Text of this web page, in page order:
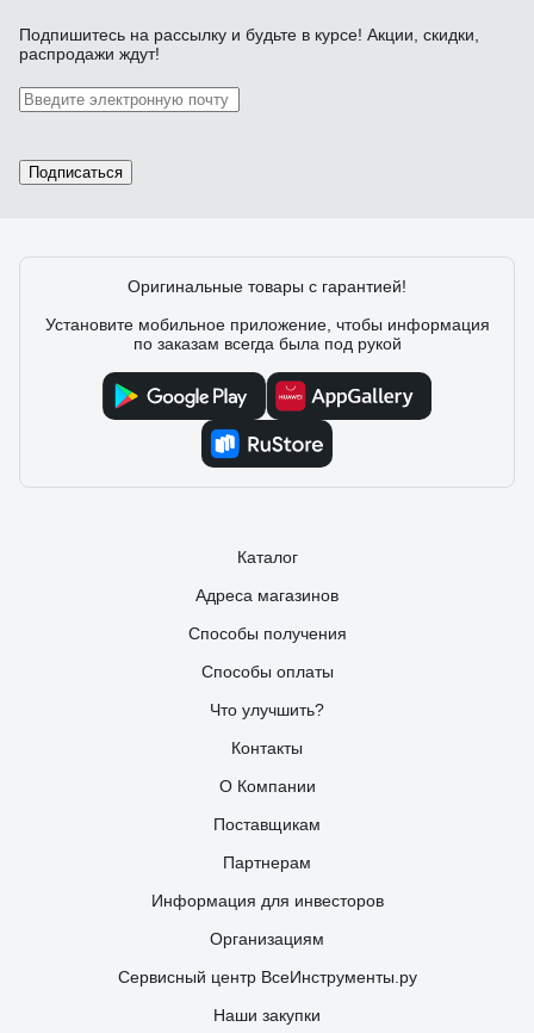
Подпишитесь на рассылку и будьте в курсе! Акции, скидки,
распродажи ждут!
Подписаться
Оригинальные товары с гарантией!
Установите мобильное приложение, чтобы информация
по заказам всегда была под рукой
Каталог
Адреса магазинов
Способы получения
Способы оплаты
Что улучшить?
Контакты
О Компании
Поставщикам
Партнерам
Информация для инвесторов
Организациям
Сервисный центр ВсеИнструменты.ру
Наши закупки